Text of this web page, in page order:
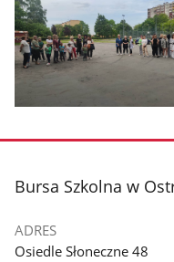
zdjęcie
galerii.
stopka
Bursa Szkolna w
ADRES
Osiedle Słoneczne 48